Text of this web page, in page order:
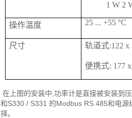
1 W 2
操作温度 25 ... +55 °C
尺寸 轨道式:122 x
便携式: 177
在上图的安装中,功率计是直接被安装到
和S330 / S331 的Modbus RS 485和电
择。